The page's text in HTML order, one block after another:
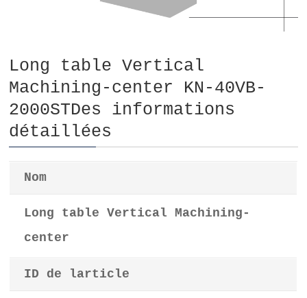
Long table Vertical
Machining-center KN-40VB-
2000STDes informations
détaillées
Nom
Long table Vertical Machining-
center
ID de larticle